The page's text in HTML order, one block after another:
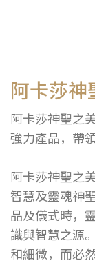
阿卡莎神
阿卡莎神聖之
強力產品，帶
阿卡莎神聖之
智慧及靈魂神
品及儀式時，
識與智慧之源
和細微，而必